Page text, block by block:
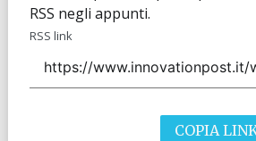
RSS negli appunti.
RSS link
COPIA